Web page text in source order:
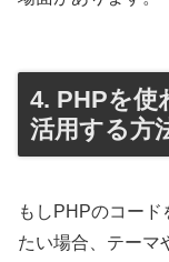
4. PHPを使
活用する方
もしPHPのコー
たい場合、テーマ